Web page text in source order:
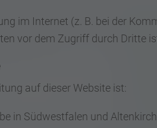
im Internet (z. B. bei der
vor dem Zugriff durch Dritte
auf dieser Website ist:
in Südwestfalen und